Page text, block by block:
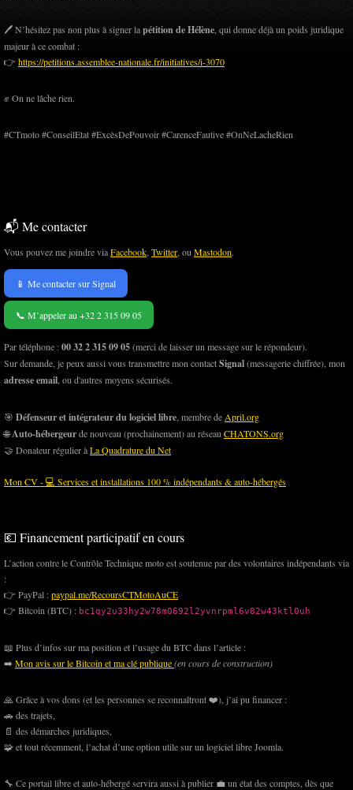
🖊️ N’hésitez pas non plus à signer lapétition de Hélène , qui donne déjà un poids juridique
majeur à ce combat :
👉 https://petitions.assemblee-nationale.fr/initiatives/i-3070
✊ On ne lâche rien.
#CTmoto #ConseilEtat #ExcèsDePouvoir #CarenceFautive #OnNeLacheRien
📬 Me contacter
Vous pouvez me joindre viaFacebook Twitter , ou Mastodon.
📱 Me contacter sur Signal
📞 M’appeler au +32 2 315 09 05
Par téléphone :00 32 2 315 09 05(merci de laisser un message sur le répondeur).
Sur demande, je peux aussi vous transmettre mon contactSignal(messagerie chiffrée), mon
adresse email , ou d'autres moyens sécurisés.
🎯 Défenseur et intégrateur du logiciel libre , membre de April.org
🌐Auto-hébergeurde nouveau (prochainement) au réseau CHATONS.org
🤝 Donateur régulier àLa Quadrature du Net
Mon CV - 💻 Services et installations 100 % indépendants & auto-hébergés
💶 Financement participatif en cours
L’action contre le Contrôle Technique moto est soutenue par des volontaires indépendants via
:
👉 PayPal :paypal.me/RecoursCTMotoAuCE
👉 Bitcoin (BTC) : bc1qy2u33hy2w78m0692l2yvnrpml6v82w43ktl0uh
📖 Plus d’infos sur ma position et l’usage du BTC dans l’article :
➡️ Mon avis sur le Bitcoin et ma clé publique(en cours de construction)
🙏 Grâce à vos dons (et les personnes se reconnaîtront ❤️), j’ai pu financer :
🚗 des trajets,
📄 des démarches juridiques,
🧩 et tout récemment, l’achat d’une option utile sur un logiciel libre Joomla.
🔧 Ce portail libre et auto-hébergé servira aussi à publier 💼 un état des comptes, dès que